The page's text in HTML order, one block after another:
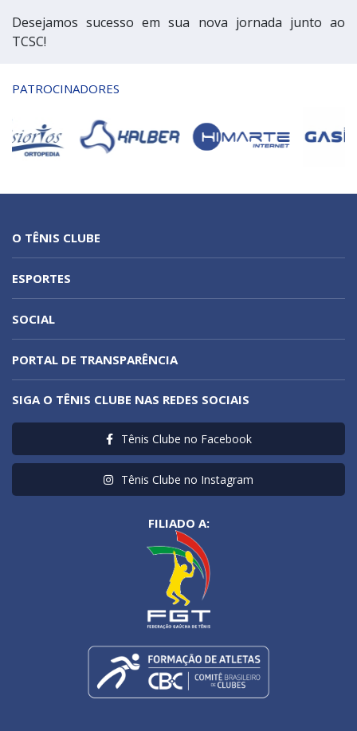
Desejamos sucesso em sua nova jornada junto ao
TCSC!
PATROCINADORES
O TÊNIS CLUBE
ESPORTES
SOCIAL
PORTAL DE TRANSPARÊNCIA
SIGA O TÊNIS CLUBE NAS REDES SOCIAIS
Tênis Clube no Facebook
Tênis Clube no Instagram
FILIADO A: